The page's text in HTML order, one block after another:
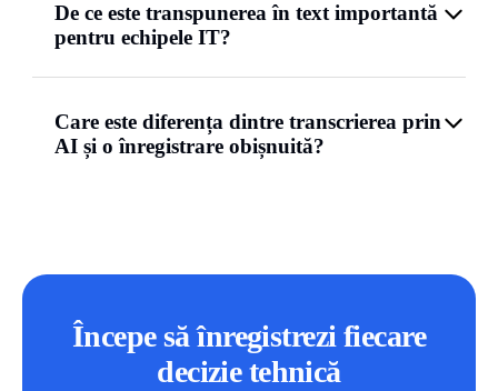
De ce este transpunerea în text importantă
pentru echipele IT?
Care este diferența dintre transcrierea prin
AI și o înregistrare obișnuită?
Începe să înregistrezi fiecare
decizie tehnică